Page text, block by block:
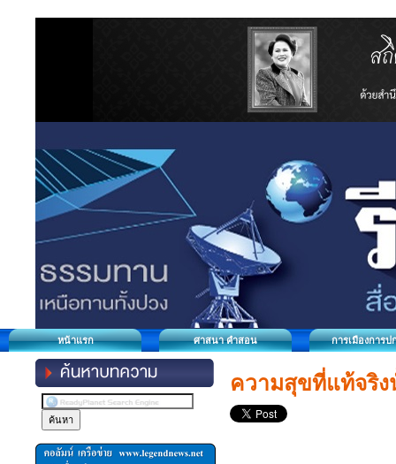
หน้าแรก ศาสนา คำสอน การเมืองการป
ความสุขที่แท้จริง